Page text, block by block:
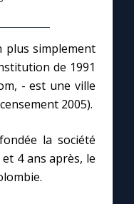
plus simplement
de 1991
- est une ville
2005).
la société
4 ans après, le